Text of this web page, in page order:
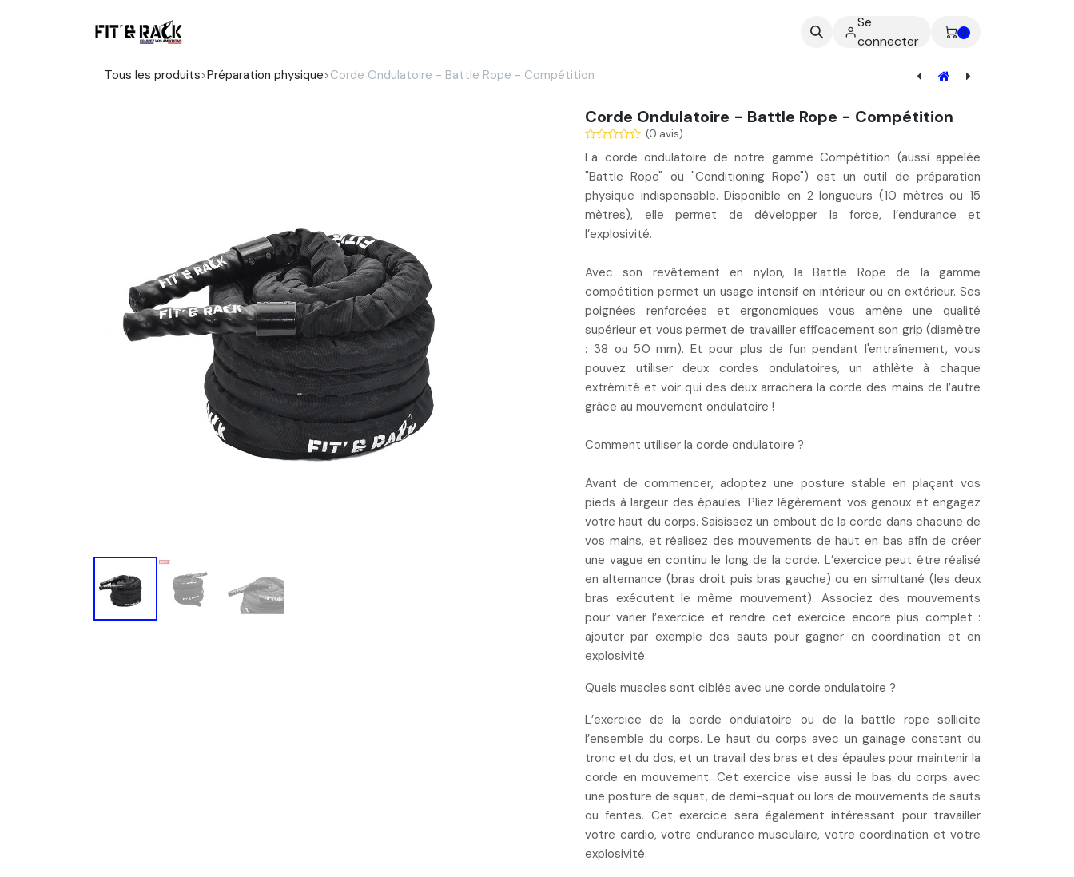
Se
connecter
0
Tous les produits Préparation physique Corde Ondulatoire - Battle Rope - Compétition
Corde Ondulatoire - Battle Rope - Compétition
(0 avis)
La corde ondulatoire de notre gamme Compétition (aussi appelée
"Battle Rope" ou "Conditioning Rope") est un outil de préparation
physique indispensable. Disponible en 2 longueurs (10 mètres ou 15
mètres), elle permet de développer la force, l’endurance et
l’explosivité.
Avec son revêtement en nylon, la Battle Rope de la gamme
compétition permet un usage intensif en intérieur ou en extérieur. Ses
poignées renforcées et ergonomiques vous amène une qualité
supérieur et vous permet de travailler efficacement son grip (diamètre
: 38 ou 50 mm). Et pour plus de fun pendant l'entraînement, vous
pouvez utiliser deux cordes ondulatoires, un athlète à chaque
extrémité et voir qui des deux arrachera la corde des mains de l’autre
grâce au mouvement ondulatoire !
Comment utiliser la corde ondulatoire ?
Avant de commencer,adoptez une posture stable en plaçant vos
pieds à largeur des épaules. Pliez légèrement vos genoux et engagez
votre haut du corps. Saisissez un embout de la corde dans chacune de
vos mains, et réalisez des mouvements de haut en bas afin de créer
une vague en continu le long de la corde. L’exercice peut être réalisé
en alternance (bras droit puis bras gauche) ou en simultané (les deux
bras exécutent le même mouvement). Associez des mouvements
pour varier l’exercice et rendre cet exercice encore plus complet :
ajouter par exemple des sauts pourgagner en coordination et en
explosivité.
Quels muscles sont ciblés avec une corde ondulatoire ?
L’exercice de la corde ondulatoire ou de la battle rope sollicite
l’ensemble du corps. Le haut du corps avec ungainage constant du
tronc et du dos, et un travail des bras et des épaules pour maintenir la
corde en mouvement. Cet exercice vise aussi le bas du corps avec
une posture de squat, de demi-squat ou lors de mouvements de sauts
ou fentes. Cet exercice sera également intéressant pour travailler
votre cardio, votre endurance musculaire, votre coordination et votre
explosivité.